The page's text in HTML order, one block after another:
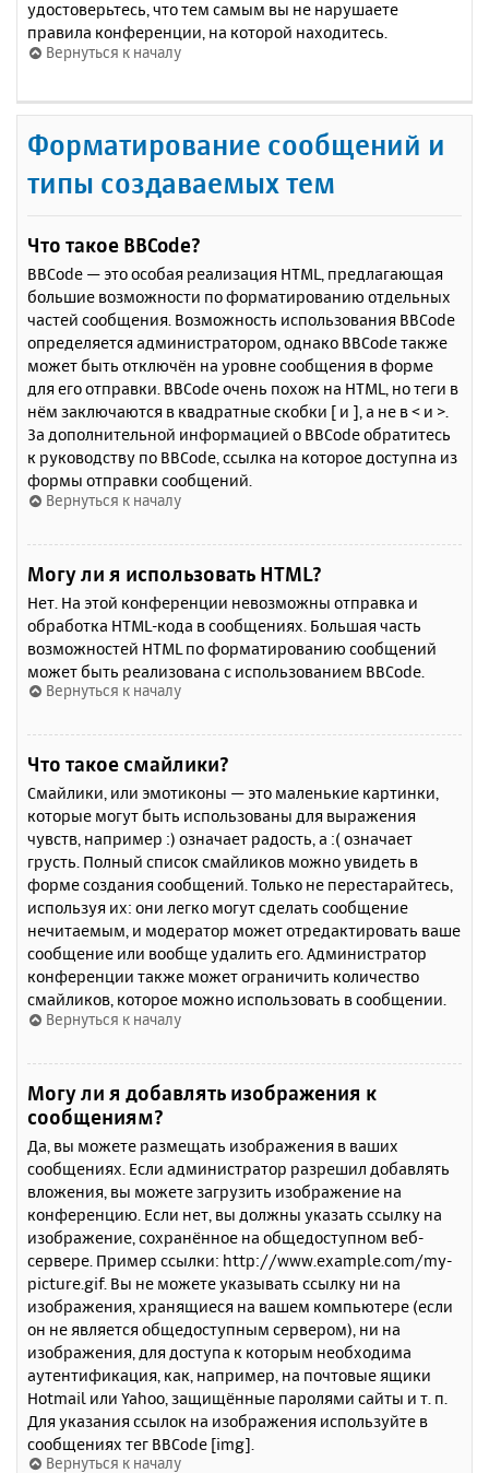
удостоверьтесь, что тем самым вы не нарушаете
правила конференции, на которой находитесь.
Вернуться к началу
Форматирование сообщений и
типы создаваемых тем
Что такое BBCode?
BBCode — это особая реализация HTML, предлагающая
большие возможности по форматированию отдельных
частей сообщения. Возможность использования BBCode
определяется администратором, однако BBCode также
может быть отключён на уровне сообщения в форме
для его отправки. BBCode очень похож на HTML, но теги в
нём заключаются в квадратные скобки [ и ], а не в < и >.
За дополнительной информацией о BBCode обратитесь
к руководству по BBCode, ссылка на которое доступна из
формы отправки сообщений.
Вернуться к началу
Могу ли я использовать HTML?
Нет. На этой конференции невозможны отправка и
обработка HTML-кода в сообщениях. Большая часть
возможностей HTML по форматированию сообщений
может быть реализована с использованием BBCode.
Вернуться к началу
Что такое смайлики?
Смайлики, или эмотиконы — это маленькие картинки,
которые могут быть использованы для выражения
чувств, например :) означает радость, а :( означает
грусть. Полный список смайликов можно увидеть в
форме создания сообщений. Только не перестарайтесь,
используя их: они легко могут сделать сообщение
нечитаемым, и модератор может отредактировать ваше
сообщение или вообще удалить его. Администратор
конференции также может ограничить количество
смайликов, которое можно использовать в сообщении.
Вернуться к началу
Могу ли я добавлять изображения к
сообщениям?
Да, вы можете размещать изображения в ваших
сообщениях. Если администратор разрешил добавлять
вложения, вы можете загрузить изображение на
конференцию. Если нет, вы должны указать ссылку на
изображение, сохранённое на общедоступном веб-
сервере. Пример ссылки: http://www.example.com/my-
picture.gif. Вы не можете указывать ссылку ни на
изображения, хранящиеся на вашем компьютере (если
он не является общедоступным сервером), ни на
изображения, для доступа к которым необходима
аутентификация, как, например, на почтовые ящики
Hotmail или Yahoo, защищённые паролями сайты и т. п.
Для указания ссылок на изображения используйте в
сообщениях тег BBCode [img].
Вернуться к началу